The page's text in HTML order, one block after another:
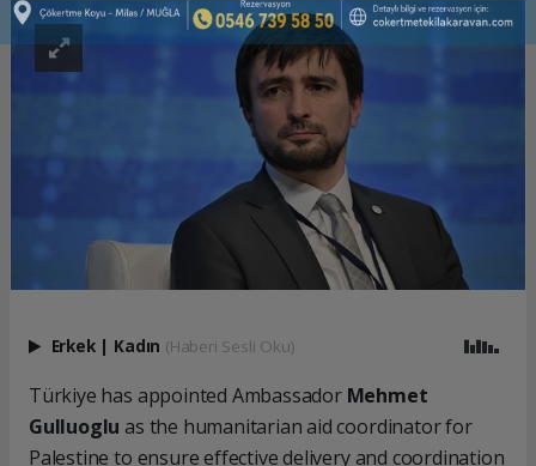
Erkek | Kadın (Haberi Sesli Oku)
Türkiye has appointed Ambassador Mehmet
Gulluoglu as the humanitarian aid coordinator for
Palestine to ensure effective delivery and coordination